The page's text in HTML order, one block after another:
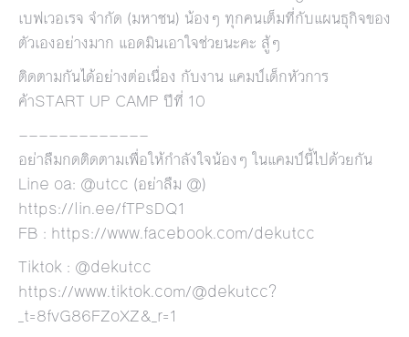
เบฟเวอเรจ จำกัด (มหาชน) น้องๆ ทุกคนเต็มที่กับแผนธุกิจของ
ตัวเองอย่างมาก แอดมินเอาใจช่วยนะคะ สู้ๆ
ติดตามกันได้อย่างต่อเนื่อง กับงาน แคมป์เด็กหัวการ
ค้าSTART UP CAMP ปีที่ 10
—————————————
อย่าลืมกดติดตามเพื่อให้กำลังใจน้องๆ ในแคมป์นี้ไปด้วยกัน
Line oa: @utcc (อย่าลืม @)
https://lin.ee/fTPsDQ1
FB : https://www.facebook.com/dekutcc
Tiktok : @dekutcc
https://www.tiktok.com/@dekutcc?
_t=8fvG86FZoXZ&_r=1